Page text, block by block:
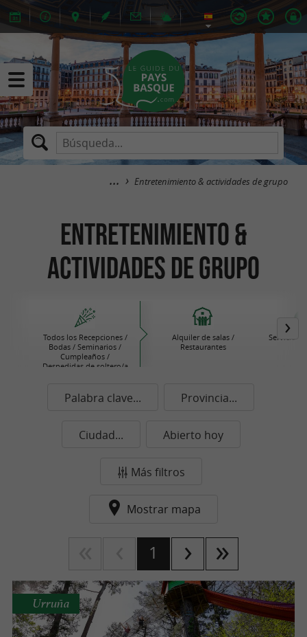
Entretenimiento & actividades de grupo
Entretenimiento &
actividades de grupo
Todos los Recepciones /
Bodas / Seminarios /
Cumpleaños /
Despedidas de soltero/a
Alquiler de salas /
Restaurantes
Servicio
Palabra clave... Provincia...
Ciudad... Abierto hoy
Más filtros
Mostrar mapa
1
Urruña